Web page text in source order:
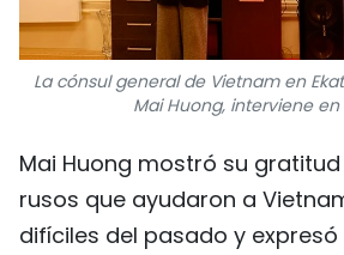
La cónsul general de Vietnam en
Mai Huong, interviene
Mai Huong mostró su
rusos que ayudaron a
difíciles del pasado y